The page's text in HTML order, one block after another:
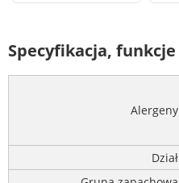
Specyfikacja, funkcje
Alergeny
Dział